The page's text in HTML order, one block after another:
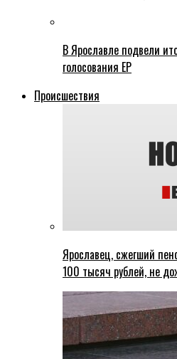
В Ярославле подвели
голосования ЕР
Происшествия
Ярославец, сжегший
100 тысяч рублей, не